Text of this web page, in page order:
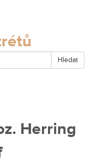
Hledat
Herring